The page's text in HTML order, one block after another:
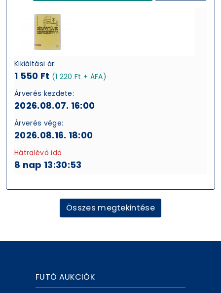
Kikiáltási ár:
1 550 Ft (1 220 Ft + ÁFA)
Árverés kezdete:
2026.08.07. 16:00
Árverés vége:
2026.08.16. 18:00
Hátralévő idő
8 nap 13:30:52
Összes megtekintése
FUTÓ AUKCIÓK